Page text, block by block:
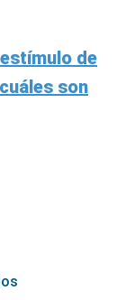
de
son